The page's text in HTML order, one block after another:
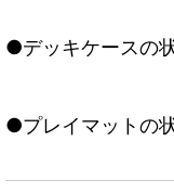
●デッキケースの
●プレイマットの